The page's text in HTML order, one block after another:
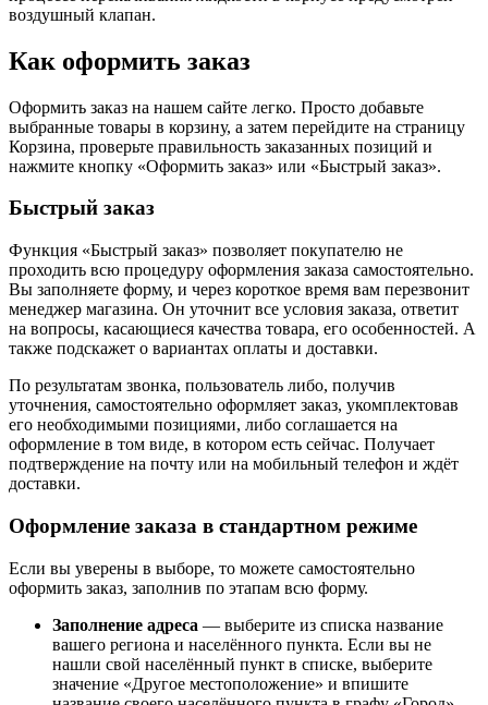
воздушный клапан.
Как оформить заказ
Оформить заказ на нашем сайте легко. Просто добавьте
выбранные товары в корзину, а затем перейдите на страницу
Корзина, проверьте правильность заказанных позиций и
нажмите кнопку «Оформить заказ» или «Быстрый заказ».
Быстрый заказ
Функция «Быстрый заказ» позволяет покупателю не
проходить всю процедуру оформления заказа самостоятельно.
Вы заполняете форму, и через короткое время вам перезвонит
менеджер магазина. Он уточнит все условия заказа, ответит
на вопросы, касающиеся качества товара, его особенностей. А
также подскажет о вариантах оплаты и доставки.
По результатам звонка, пользователь либо, получив
уточнения, самостоятельно оформляет заказ, укомплектовав
его необходимыми позициями, либо соглашается на
оформление в том виде, в котором есть сейчас. Получает
подтверждение на почту или на мобильный телефон и ждёт
доставки.
Оформление заказа в стандартном режиме
Если вы уверены в выборе, то можете самостоятельно
оформить заказ, заполнив по этапам всю форму.
Заполнение адреса — выберите из списка название
вашего региона и населённого пункта. Если вы не
нашли свой населённый пункт в списке, выберите
значение «Другое местоположение» и впишите